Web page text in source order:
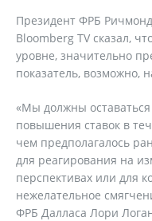
Президент ФРБ
Bloomberg TV сказал,
уровне, значительно
показатель, возможно,
«Мы должны
повышения ставок в
чем предполагалось
для реагирования на
перспективах или для
нежелательное
ФРБ Далласа Лори